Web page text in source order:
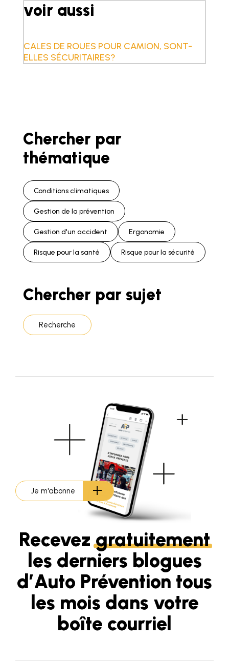
voir aussi
CALES DE ROUES POUR CAMION, SONT-
ELLES SÉCURITAIRES?
Chercher par
thématique
Conditions climatiques
Gestion de la prévention
Gestion d'un accident Ergonomie
Risque pour la santé Risque pour la sécurité
Chercher par sujet
Recherche
Recevezgratuitement
les derniers blogues
d’Auto Prévention tous
les mois dans votre
boîte courriel
Je m'abonne